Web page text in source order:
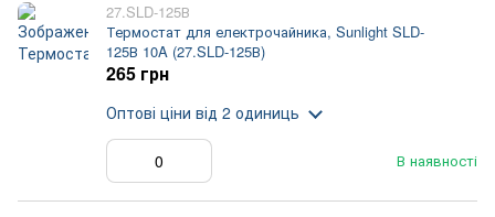
27.SLD-125В
Термостат для електрочайника, Sunlight SLD-
125В 10A (27.SLD-125В)
В наявності
265 грн
Оптові ціни від 2 одиниць